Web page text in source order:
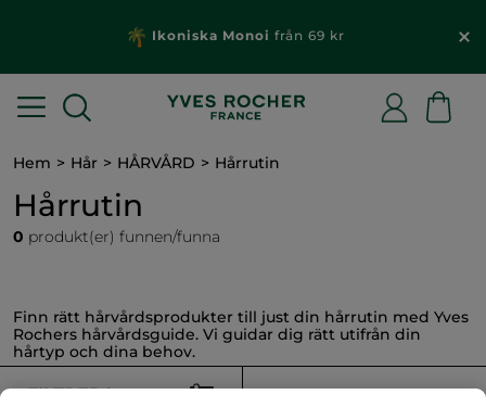
Ikoniska Monoi från 69 kr
Hem Hår HÅRVÅRD Hårrutin
Hårrutin
0 produkt(er) funnen/funna
Finn rätt hårvårdsprodukter till just din hårrutin med Yves
Rochers hårvårdsguide. Vi guidar dig rätt utifrån din
hårtyp och dina behov.
FILTRERA SORTERA EFTER